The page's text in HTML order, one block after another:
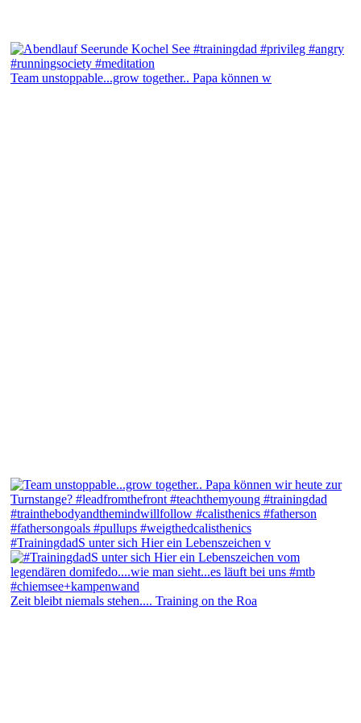
Team unstoppable...grow together.. Papa können w
#TrainingdadS unter sich Hier ein Lebenszeichen v
Zeit bleibt niemals stehen.... Training on the Roa